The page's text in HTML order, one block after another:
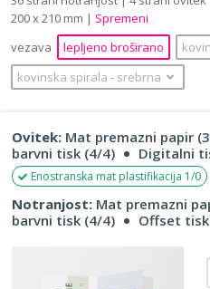
200 x 210 mm | Spremeni
vezava
lepljeno broširano
kovinska spirala ‐ srebrna
Ovitek: Mat premazni papir
barvni tisk (4/4)
Digitalni
Enostranska mat plastifikacija 1/0
Notranjost: Mat premazni
barvni tisk (4/4)
Offset tisk